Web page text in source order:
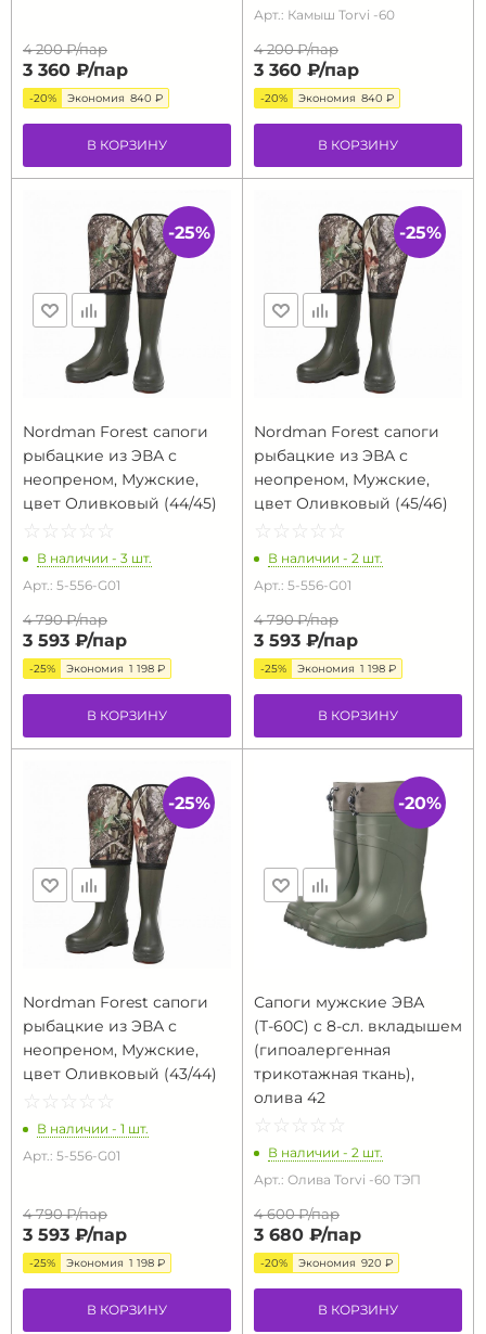
4 200 ₽/пар
3 360 ₽/пар
-20% Экономия 840 ₽
В КОРЗИНУ
Арт.: Камыш Torvi -60
4 200 ₽/пар
3 360 ₽/пар
-20% Экономия 840 ₽
В КОРЗИНУ
Nordman Forest сапоги
рыбацкие из ЭВА с
неопреном, Мужские,
цвет Оливковый (44/45)
☆ ☆ ☆ ☆ ☆
★ ★ ★ ★ ★
В наличии - 3 шт.
Арт.: 5-556-G01
4 790 ₽/пар
3 593 ₽/пар
-25% Экономия 1 198 ₽
В КОРЗИНУ
-25%
Nordman Forest сапоги
рыбацкие из ЭВА с
неопреном, Мужские,
цвет Оливковый (45/46)
☆ ☆ ☆ ☆ ☆
★ ★ ★ ★ ★
В наличии - 2 шт.
Арт.: 5-556-G01
4 790 ₽/пар
3 593 ₽/пар
-25% Экономия 1 198 ₽
В КОРЗИНУ
-25%
Nordman Forest сапоги
рыбацкие из ЭВА с
неопреном, Мужские,
цвет Оливковый (43/44)
☆ ☆ ☆ ☆ ☆
★ ★ ★ ★ ★
В наличии - 1 шт.
Арт.: 5-556-G01
4 790 ₽/пар
3 593 ₽/пар
-25% Экономия 1 198 ₽
В КОРЗИНУ
-25%
Сапоги мужские ЭВА
(Т-60С) с 8-сл. вкладышем
(гипоалергенная
трикотажная ткань),
олива 42
☆ ☆ ☆ ☆ ☆
★ ★ ★ ★ ★
В наличии - 2 шт.
Арт.: Олива Torvi -60 ТЭП
4 600 ₽/пар
3 680 ₽/пар
-20% Экономия 920 ₽
В КОРЗИНУ
-20%